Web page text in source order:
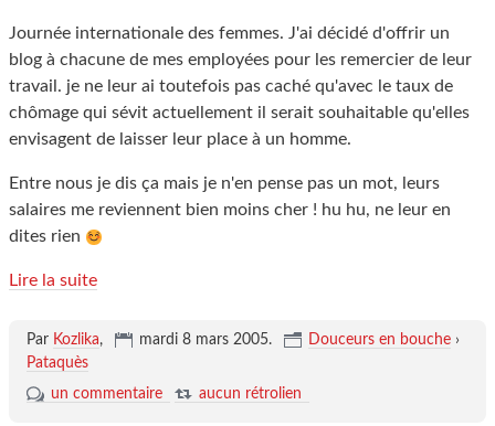
Journée internationale des femmes. J'ai décidé d'offrir un
blog à chacune de mes employées pour les remercier de leur
travail. je ne leur ai toutefois pas caché qu'avec le taux de
chômage qui sévit actuellement il serait souhaitable qu'elles
envisagent de laisser leur place à un homme.
Entre nous je dis ça mais je n'en pense pas un mot, leurs
salaires me reviennent bien moins cher ! hu hu, ne leur en
dites rien
Lire la suite
Par Kozlika, mardi 8 mars 2005. Douceurs en bouche›
Pataquès
un commentaire
aucun rétrolien